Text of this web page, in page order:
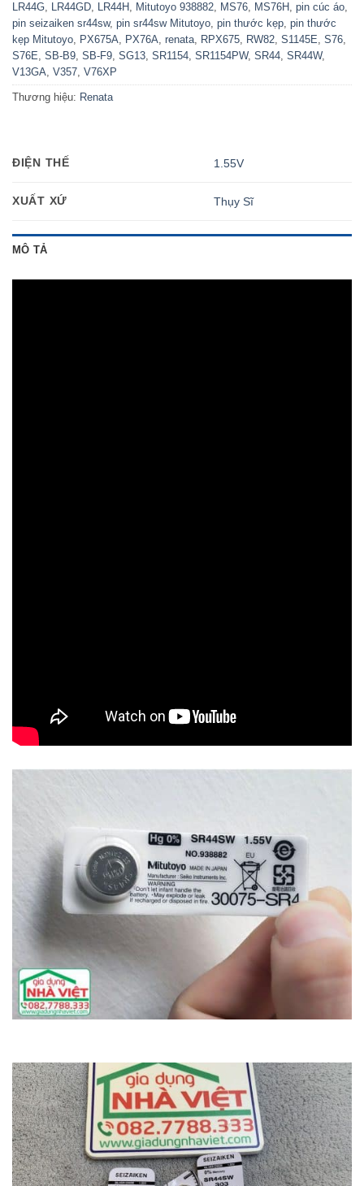
LR44G, LR44GD, LR44H , Mitutoyo 938882, MS76, MS76H , pin cúc áo,
pin seizaiken sr44sw, pin sr44sw Mitutoyo, pin thước kẹp, pin thước
kẹp Mitutoyo, PX675A, PX76A, renata, RPX675, RW82, S1145E, S76,
S76E, SB-B9, SB-F9, SG13, SR1154, SR1154PW, SR44, SR44W,
V13GA, V357, V76XP
Thương hiệu: Renata
ĐIỆN THẾ 1.55V
XUẤT XỨ Thụy Sĩ
MÔ TẢ